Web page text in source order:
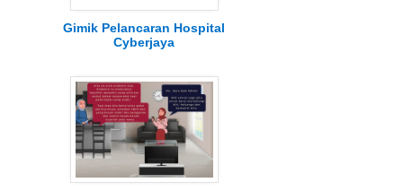
Gimik Pelancaran Hospital
Cyberjaya